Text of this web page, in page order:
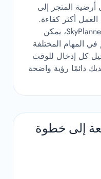
أرضية المتجر إلى
أكثر كفاءة.
باستخدام وحدة ShopFloor من SkyPlanner، يمكن
المهام المختلفة
كل إدخال للوقت
دائمًا رؤية واضحة
إلى خطوة